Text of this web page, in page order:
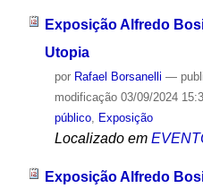
Exposição Alfredo
Utopia
por Rafael Borsanelli —
modificação03/09/2024
público, Exposição
Localizado em
Exposição Alfredo